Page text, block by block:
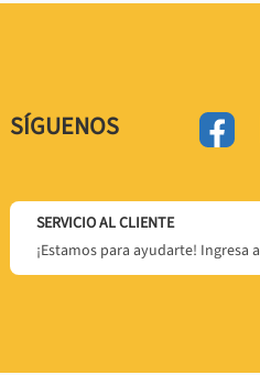
SÍGUENOS
SERVICIO AL CLIENTE
¡Estamos para ayudarte! Ingresa a